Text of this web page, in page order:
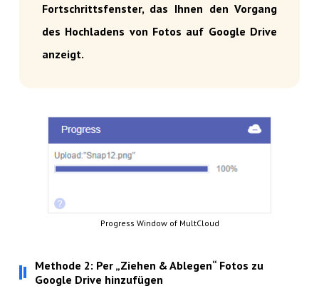
Fortschrittsfenster, das Ihnen den Vorgang
des Hochladens von Fotos auf Google Drive
anzeigt.
Progress Window of MultCloud
Methode 2: Per „Ziehen & Ablegen“ Fotos zu
Google Drive hinzufügen